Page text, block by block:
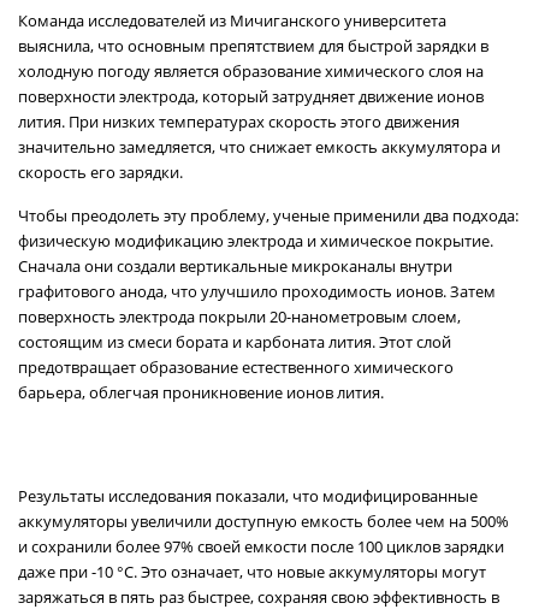
Команда исследователей из Мичиганского университета
выяснила, что основным препятствием для быстрой зарядки в
холодную погоду является образование химического слоя на
поверхности электрода, который затрудняет движение ионов
лития. При низких температурах скорость этого движения
значительно замедляется, что снижает емкость аккумулятора и
скорость его зарядки.
Чтобы преодолеть эту проблему, ученые применили два подхода:
физическую модификацию электрода и химическое покрытие.
Сначала они создали вертикальные микроканалы внутри
графитового анода, что улучшило проходимость ионов. Затем
поверхность электрода покрыли 20-нанометровым слоем,
состоящим из смеси бората и карбоната лития. Этот слой
предотвращает образование естественного химического
барьера, облегчая проникновение ионов лития.
Результаты исследования показали, что модифицированные
аккумуляторы увеличили доступную емкость более чем на 500%
и сохранили более 97% своей емкости после 100 циклов зарядки
даже при -10 °C. Это означает, что новые аккумуляторы могут
заряжаться в пять раз быстрее, сохраняя свою эффективность в